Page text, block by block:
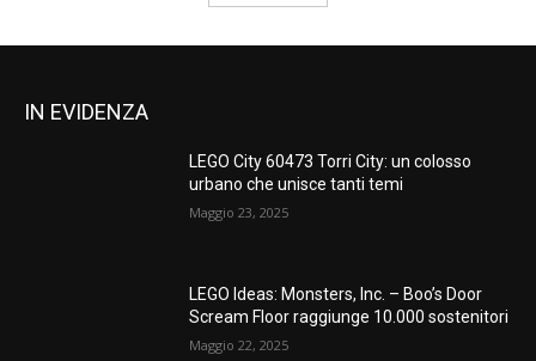
IN EVIDENZA
LEGO City 60473 Torri City: un colosso
urbano che unisce tanti temi
Maggio 23, 2025
LEGO Ideas: Monsters, Inc. – Boo’s Door
Scream Floor raggiunge 10.000 sostenitori
Maggio 22, 2025